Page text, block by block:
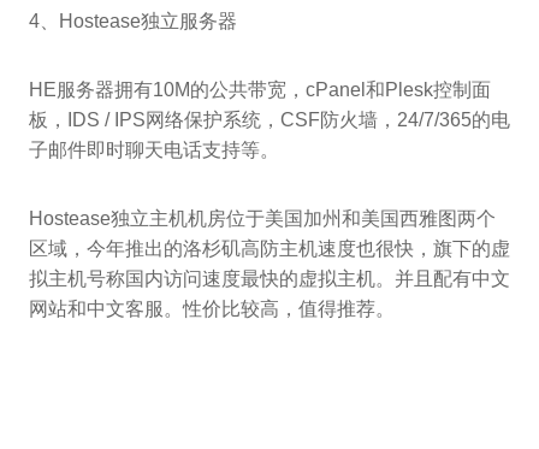
4、Hostease独立服务器
HE服务器拥有10M的公共带宽，cPanel和Plesk控制面
板，IDS / IPS网络保护系统，CSF防火墙，24/7/365的电
子邮件即时聊天电话支持等。
Hostease独立主机机房位于美国加州和美国西雅图两个
区域，今年推出的洛杉矶高防主机速度也很快，旗下的虚
拟主机号称国内访问速度最快的虚拟主机。并且配有中文
网站和中文客服。性价比较高，值得推荐。